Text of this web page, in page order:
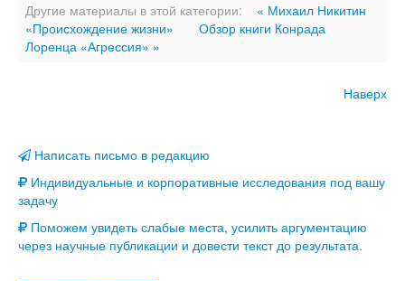
Другие материалы в этой категории:
« Михаил Никитин
«Происхождение жизни»
Обзор книги Конрада
Лоренца «Агрессия» »
Наверх
Написать письмо в редакцию
Индивидуальные и корпоративные исследования под вашу
задачу
Поможем увидеть слабые места, усилить аргументацию
через научные публикации и довести текст до результата.